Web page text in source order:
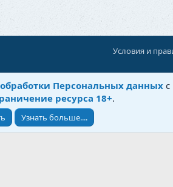
Условия и
, 2025-2026Персональных данных
ресурса 18+.
Узнать больше....